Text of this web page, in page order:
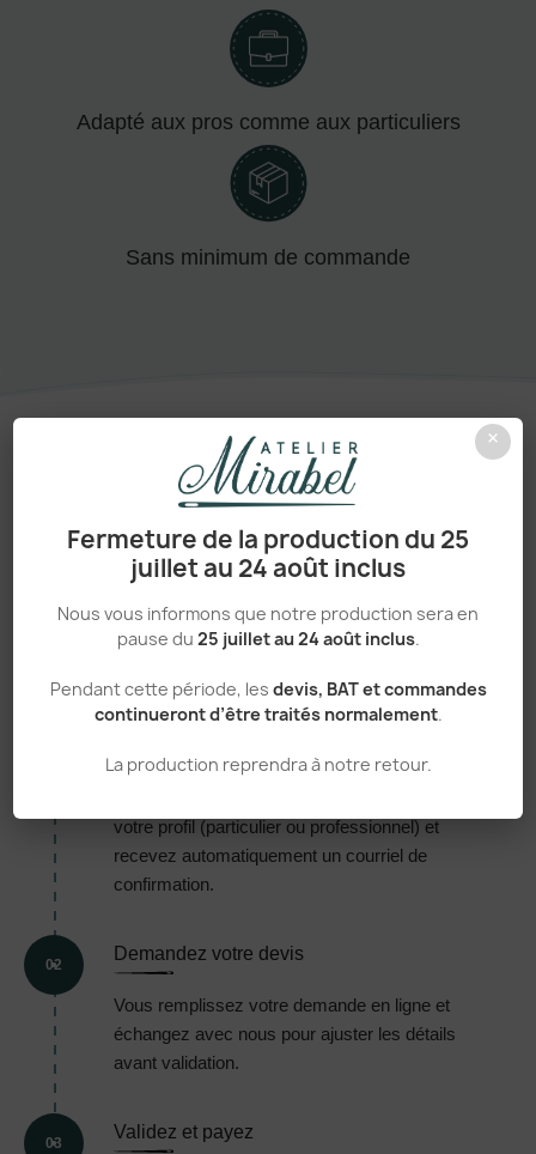
×
Fermeture de la production du 25
juillet au 24 août inclus
Nous vous informons que notre production sera en
pause du 25 juillet au 24 août inclus.
Pendant cette période, les devis, BAT et commandes
continueront d’être traités normalement.
La production reprendra à notre retour.
Adapté aux pros comme aux particuliers
Sans minimum de commande
Un processus simple et transparent
VOTRE
COMMANDE,EN 5
ÉTAPES
votre profil (particulier ou professionnel) et
recevez automatiquement un courriel de
confirmation.
02
Demandez votre devis
Vous remplissez votre demande en ligne et
échangez avec nous pour ajuster les détails
avant validation.
03
Validez et payez